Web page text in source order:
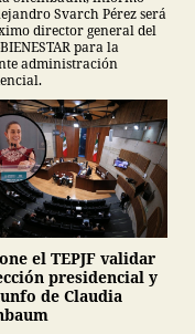
Svarch Pérez será
director general del
para la
administración
el TEPJF validar
presidencial y
de Claudia